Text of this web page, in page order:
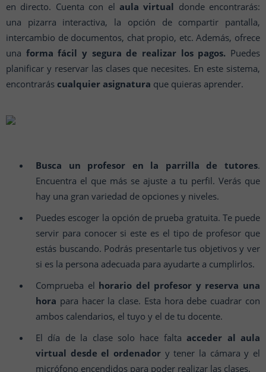
en directo. Cuenta con el aula virtual donde encontrarás:
una pizarra interactiva, la opción de compartir pantalla,
intercambio de documentos, chat propio, etc. Además, ofrece
una forma fácil y segura de realizar los pagos. Puedes
planificar y reservar las clases que necesites. En este sistema,
encontrarás cualquier asignatura que quieras aprender.
Busca un profesor en la parrilla de tutores.
Encuentra el que más se ajuste a tu perfil. Verás que
hay una gran variedad de opciones y niveles.
Puedes escoger la opción de prueba gratuita. Te puede
servir para conocer si este es el tipo de profesor que
estás buscando. Podrás presentarle tus objetivos y ver
si es la persona adecuada para ayudarte a cumplirlos.
Comprueba el horario del profesor y reserva una
hora para hacer la clase. Esta hora debe cuadrar con
ambos calendarios, el tuyo y el de tu docente.
El día de la clase solo hace faltaacceder al aula
virtual desde el ordenador y tener la cámara y el
micrófono encendidos para poder realizar las clases.